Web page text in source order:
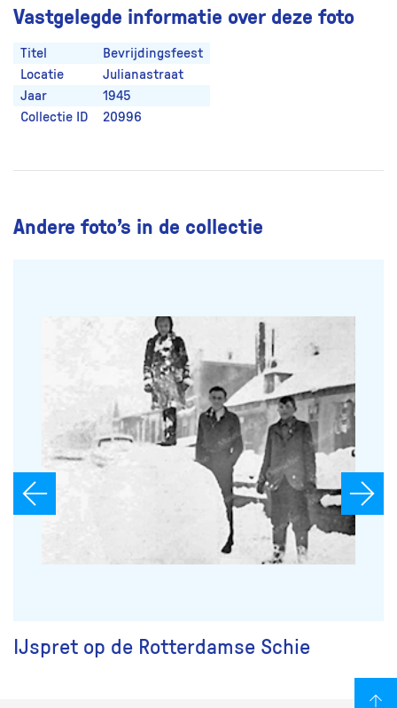
Vastgelegde informatie over deze foto
Titel
Bevrijdingsfeest
Locatie
Julianastraat
Jaar
1945
Collectie ID
20996
Andere foto’s in de collectie
IJspret op de Rotterdamse Schie